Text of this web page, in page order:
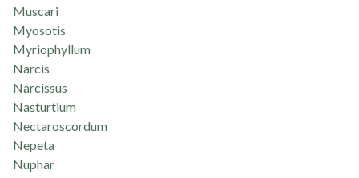
Muscari
Myosotis
Myriophyllum
Narcis
Narcissus
Nasturtium
Nectaroscordum
Nepeta
Nuphar